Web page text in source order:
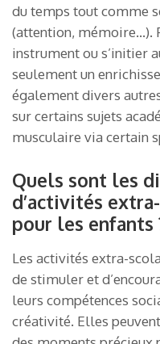
du temps tout comme
(attention, mémoire…).
instrument ou s’initier
seulement un
également divers
sur certains sujets
musculaire via certain
Quels sont les
d’activités
pour les enfants
Les activités extra-
de stimuler et
leurs compétences
créativité. Elles